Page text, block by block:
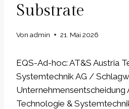
Substrate
Von admin 21. Mai 2026
EQS-Ad-hoc: AT&S Austria
Systemtechnik AG /
Unternehmensentscheidung
Technologie &